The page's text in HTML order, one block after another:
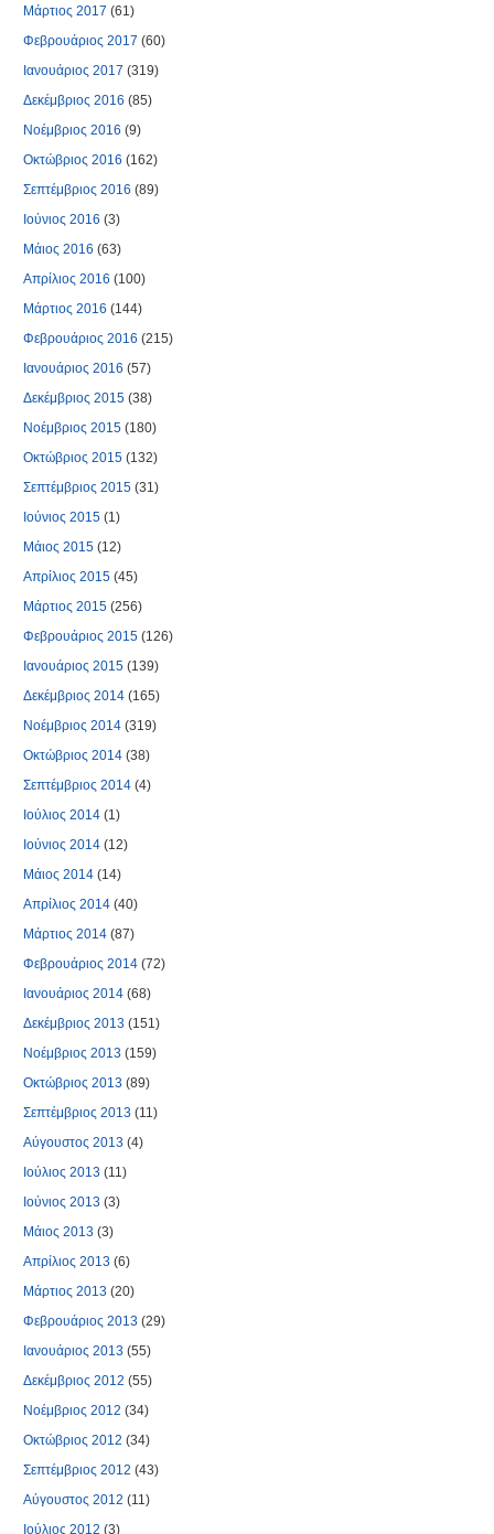
Μάρτιος 2017 (61)
Φεβρουάριος 2017 (60)
Ιανουάριος 2017 (319)
Δεκέμβριος 2016 (85)
Νοέμβριος 2016 (9)
Οκτώβριος 2016 (162)
Σεπτέμβριος 2016 (89)
Ιούνιος 2016 (3)
Μάιος 2016 (63)
Απρίλιος 2016 (100)
Μάρτιος 2016 (144)
Φεβρουάριος 2016 (215)
Ιανουάριος 2016 (57)
Δεκέμβριος 2015 (38)
Νοέμβριος 2015 (180)
Οκτώβριος 2015 (132)
Σεπτέμβριος 2015 (31)
Ιούνιος 2015 (1)
Μάιος 2015 (12)
Απρίλιος 2015 (45)
Μάρτιος 2015 (256)
Φεβρουάριος 2015 (126)
Ιανουάριος 2015 (139)
Δεκέμβριος 2014 (165)
Νοέμβριος 2014 (319)
Οκτώβριος 2014 (38)
Σεπτέμβριος 2014 (4)
Ιούλιος 2014 (1)
Ιούνιος 2014 (12)
Μάιος 2014 (14)
Απρίλιος 2014 (40)
Μάρτιος 2014 (87)
Φεβρουάριος 2014 (72)
Ιανουάριος 2014 (68)
Δεκέμβριος 2013 (151)
Νοέμβριος 2013 (159)
Οκτώβριος 2013 (89)
Σεπτέμβριος 2013 (11)
Αύγουστος 2013 (4)
Ιούλιος 2013 (11)
Ιούνιος 2013 (3)
Μάιος 2013 (3)
Απρίλιος 2013 (6)
Μάρτιος 2013 (20)
Φεβρουάριος 2013 (29)
Ιανουάριος 2013 (55)
Δεκέμβριος 2012 (55)
Νοέμβριος 2012 (34)
Οκτώβριος 2012 (34)
Σεπτέμβριος 2012 (43)
Αύγουστος 2012 (11)
Ιούλιος 2012 (3)